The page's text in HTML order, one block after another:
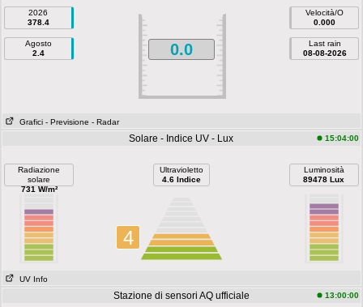
2026
378.4
Agosto
2.4
0.0
Velocità/O
0.000
Last rain
08-08-2026
Grafici - Previsione - Radar
Solare - Indice UV - Lux 15:04:00
Radiazione
solare
731 W/m²
Ultravioletto
4.6 Indice
4
Luminosità
89478 Lux
UV Info
Stazione di sensori AQ ufficiale 13:00:00